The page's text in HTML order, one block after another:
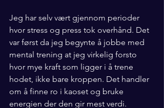
Jeg har selv vært gjennom perioder
hvor stress og press tok overhånd. Det
var først da jeg begynte å jobbe med
mental trening at jeg virkelig forsto
hvor mye kraft som ligger i å trene
hodet, ikke bare kroppen. Det handler
om å finne ro i kaoset og bruke
energien der den gir mest verdi.